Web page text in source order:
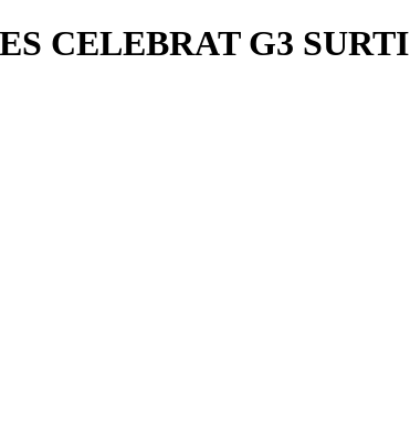
CELEBRAT G3 SURTI